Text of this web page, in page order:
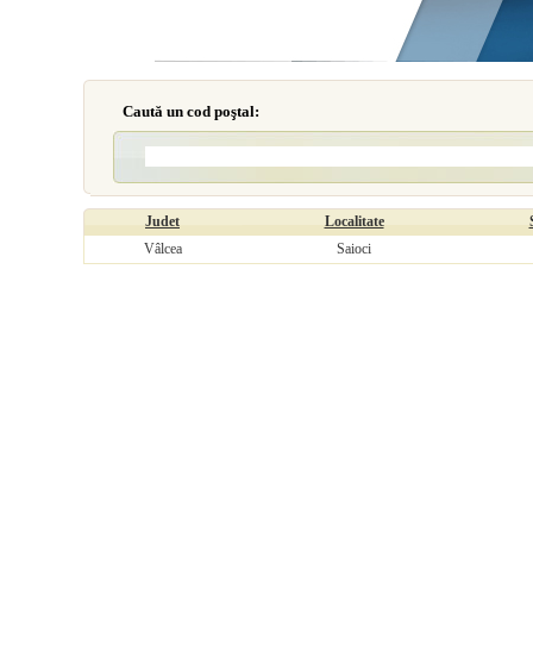
Caută un cod poştal:
Judet Localitate
Vâlcea
Saioci